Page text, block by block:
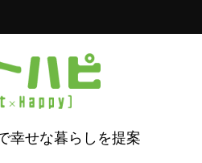
幸せな暮らしを提案